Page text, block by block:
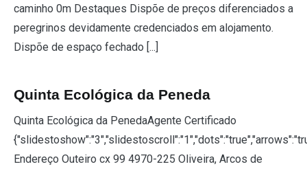
caminho 0m Destaques Dispõe de preços diferenciados a
peregrinos devidamente credenciados em alojamento.
Dispõe de espaço fechado [...]
Quinta Ecológica da Peneda
Quinta Ecológica da PenedaAgente Certificado
Endereço Outeiro cx 99 4970-225 Oliveira, Arcos de